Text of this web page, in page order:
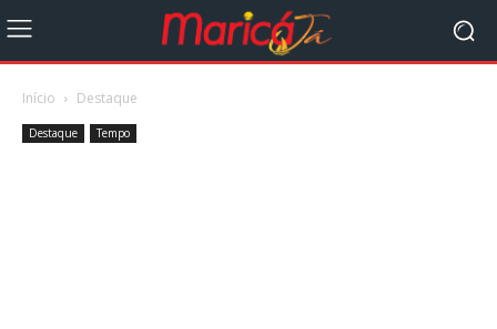
Início Destaque
Destaque Tempo